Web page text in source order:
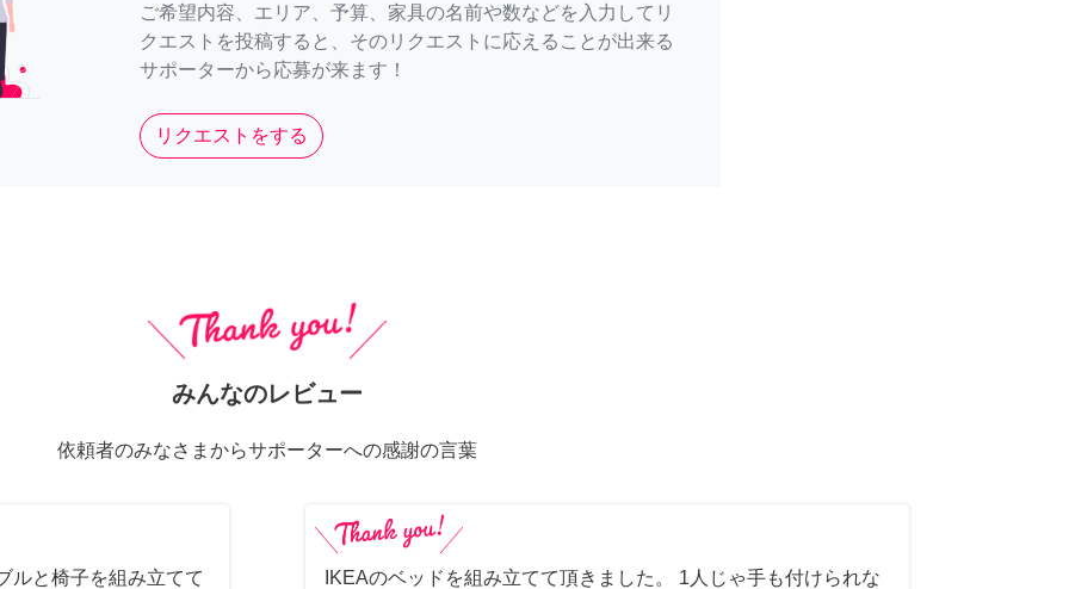
ご希望内容、エリア、予算、家具の名前や数などを入力してリ
クエストを投稿すると、そのリクエストに応えることが出来る
サポーターから応募が来ます！
リクエストをする
みんなのレビュー
依頼者のみなさまからサポーターへの感謝の言葉
ルと椅子を組み立てて
IKEAのベッドを組み立てて頂きました。 1人じゃ手も付けられな